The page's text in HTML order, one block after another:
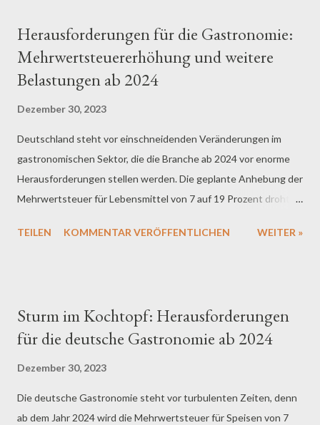
Herausforderungen für die Gastronomie:
Mehrwertsteuererhöhung und weitere
Belastungen ab 2024
Dezember 30, 2023
Deutschland steht vor einschneidenden Veränderungen im
gastronomischen Sektor, die die Branche ab 2024 vor enorme
Herausforderungen stellen werden. Die geplante Anhebung der
Mehrwertsteuer für Lebensmittel von 7 auf 19 Prozent droht,
die grundlegende Frage aufzuwerfen, ob die Menschen bereit
kosten, und für ein Schnitzel könnten Kunden 25 Euro berappen
müssen. Die Frage, die sich stellt, ist, ob die Gäste bereit sind,
Die Erhöhung der Mehrwertsteuer ist jedoch nur ein
Puzzlestück in einem komplexen Bild. Die Gastronomen sehen
TEILEN KOMMENTAR VERÖFFENTLICHEN WEITER »
Sturm im Kochtopf: Herausforderungen
für die deutsche Gastronomie ab 2024
Dezember 30, 2023
Die deutsche Gastronomie steht vor turbulenten Zeiten, denn
ab dem Jahr 2024 wird die Mehrwertsteuer für Speisen von 7